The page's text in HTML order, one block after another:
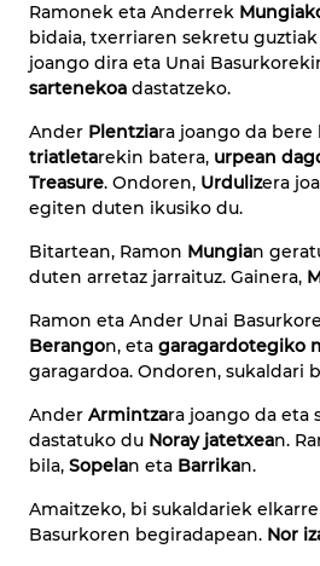
Ramonek eta Anderrek
bidaia, txerriaren sekretu
joango dira eta Unai
sartenekoa dastatzeko.
Ander Plentziara joango da bere
triatletarekin batera, urpean
Treasure. Ondoren, Urdulizera
egiten duten ikusiko du.
Bitartean, Ramon Mungian
duten arretaz jarraituz. Gainera,
Ramon eta Ander Unai
Berangon, eta garagardotegiko
garagardoa. Ondoren, sukaldari
Ander Armintzara joango da eta
dastatuko du Noray jatetxean.
bila, Sopelan eta Barrikan.
Amaitzeko, bi sukaldariek
Basurkoren begiradapean. Nor